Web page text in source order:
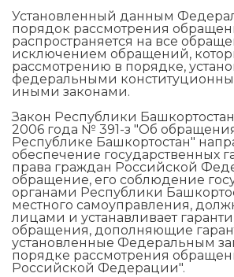
Установленный данным
порядок рассмотрения
распространяется на все
исключением обращений,
рассмотрению в порядке,
федеральными
иными законами.
Закон Республики Башкортостан
2006 года № 391-з "Об
Республике Башкортостан"
обеспечение государственных
права граждан Российской
обращение, его соблюдение
органами Республики
местного самоуправления,
лицами и устанавливает
обращения, дополняющие
установленные Федеральным
порядке рассмотрения
Российской Федерации".